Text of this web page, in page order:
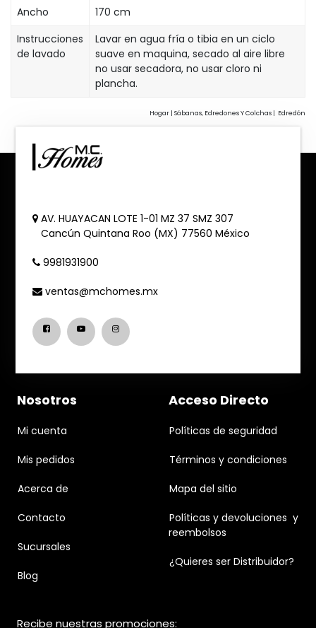
Ancho
170 cm
Instrucciones
de lavado
Lavar en agua fría o tibia en un ciclo
suave en maquina, secado al aire libre
no usar secadora, no usar cloro ni
plancha.
Hogar | Sábanas, Edredones Y Colchas | Edredón
AV. HUAYACAN LOTE 1-01 MZ 37 SMZ 307
Cancún Quintana Roo (MX) 77560 México
9981931900
ventas@mchomes.mx
Nosotros
Mi cuenta
Mis pedidos
Acerca de
Contacto
Sucursales
Blog
Acceso Directo
Políticas de seguridad
Términos y condiciones
Mapa del sitio
Políticas y devoluciones y
reembolsos
¿Quieres ser Distribuidor?
Recibe nuestras promociones: